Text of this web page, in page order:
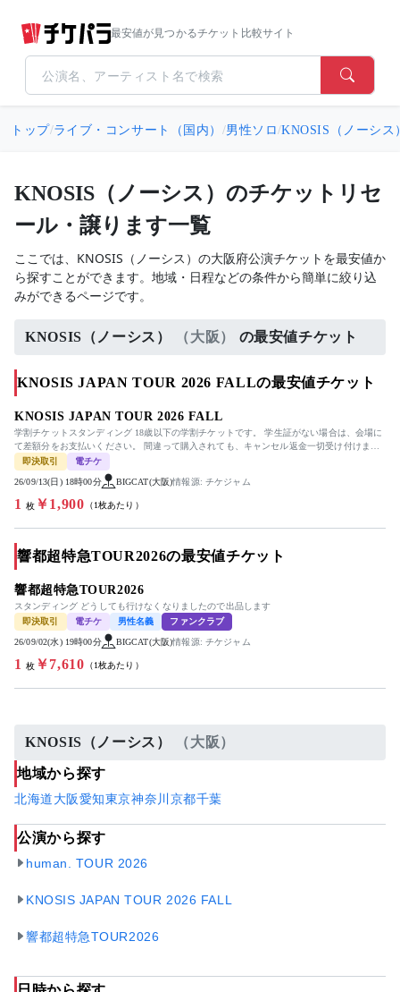
最安値が見つかるチケット比較サイト
トップ/ライブ・コンサート（国内） /男性ソロ/KNOSIS（ノーシス
KNOSIS（ノーシス）のチケットリセ
ール・譲ります一覧
ここでは、KNOSIS（ノーシス）の大阪府公演チケットを最安値か
ら探すことができます。地域・日程などの条件から簡単に絞り込
みができるページです。
KNOSIS（ノーシス） （大阪） の最安値チケット
KNOSIS JAPAN TOUR 2026 FALLの最安値チケット
KNOSIS JAPAN TOUR 2026 FALL
学割チケットスタンディング 18歳以下の学割チケットです。 学生証がない場合は、会場に
て差額分をお支払いください。 間違って購入されても、キャンセル返金一切受け付けませ
ん。 9月8日15時以降に...
即決取引 電チケ
26/09/13(日) 18時00分 BIGCAT(大阪)情報源: チケジャム
1 枚￥1,900 （1枚あたり）
響都超特急TOUR2026の最安値チケット
響都超特急TOUR2026
スタンディング どうしても行けなくなりましたので出品します
即決取引
電チケ 男性名義 ファンクラブ
26/09/02(水) 19時00分 BIGCAT(大阪)情報源: チケジャム
1 枚￥7,610 （1枚あたり）
KNOSIS（ノーシス） （大阪）
地域から探す
北海道大阪愛知東京神奈川 京都千葉
公演から探す
human. TOUR 2026
KNOSIS JAPAN TOUR 2026 FALL
響都超特急TOUR2026